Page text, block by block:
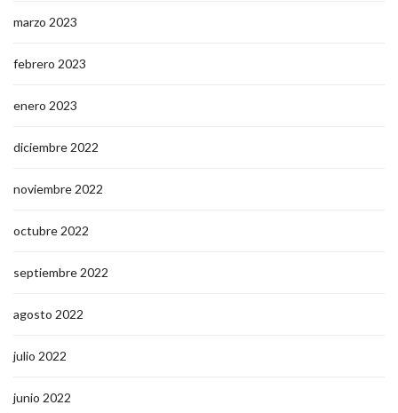
marzo 2023
febrero 2023
enero 2023
diciembre 2022
noviembre 2022
octubre 2022
septiembre 2022
agosto 2022
julio 2022
junio 2022